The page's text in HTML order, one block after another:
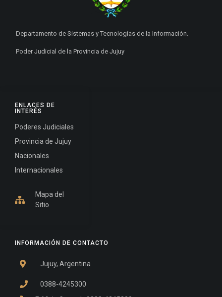
INFORMACIÓN DE CONTACTO
Jujuy, Argentina
0388-4245300
ENLACES DE
INTERÉS
Poderes Judiciales
Provincia de Jujuy
Nacionales
Internacionales
Mapa del
Sitio
Departamento de Sistemas y Tecnologías de la Información.
Poder Judicial de la Provincia de Jujuy